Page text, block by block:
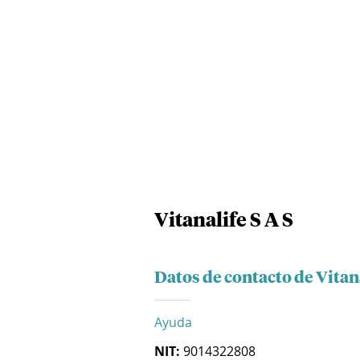
Vitanalife S A S
Datos de contacto de
Ayuda
NIT: 9014322808